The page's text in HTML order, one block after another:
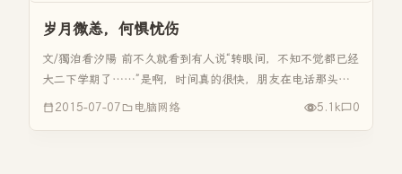
岁月微恙，何惧忧伤
文/獨洎看汐陽 前不久就看到有人说“转眼间，不知不觉都已经
大二下学期了……”是啊，时间真的很快，朋友在电话那头小
心翼翼的跟我说“珍，马上我就要去实习了，马上就要毕业
2015-07-07 电脑网络 5.1k 0